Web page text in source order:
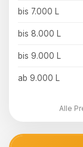
bis 7.000 L
bis 8.000 L
bis 9.000 L
ab 9.000 L
Alle